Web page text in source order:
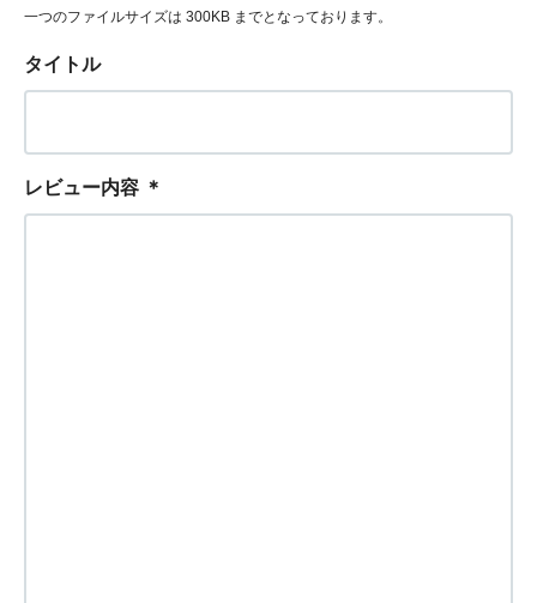
一つのファイルサイズは 300KB までとなっております。
タイトル
レビュー内容 ＊